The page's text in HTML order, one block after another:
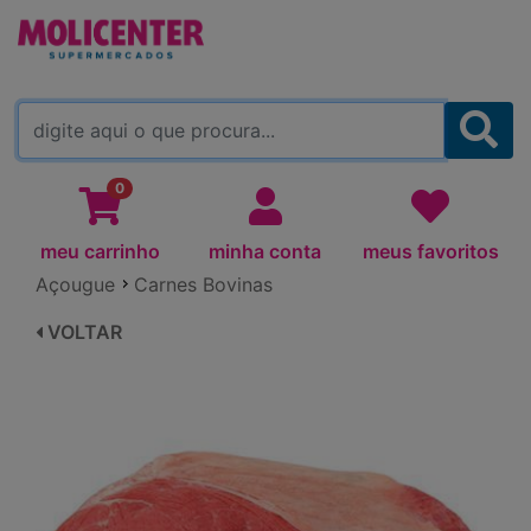
MOLICENTER ARAPONGAS
0
meu carrinho minha conta
meus favoritos
Açougue
Carnes Bovinas
VOLTAR